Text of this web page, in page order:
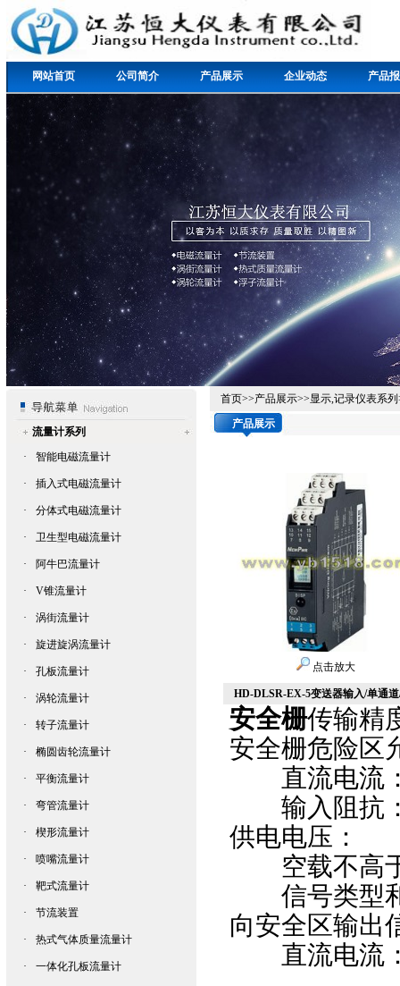
网站首页 公司简介 产品展示 企业动态 产品
流量计系列
·
智能电磁流量计
· 插入式电磁流量计
· 分体式电磁流量计
· 卫生型电磁流量计
· 阿牛巴流量计
· V锥流量计
· 涡街流量计
· 旋进旋涡流量计
· 孔板流量计
· 涡轮流量计
· 转子流量计
· 椭圆齿轮流量计
· 平衡流量计
· 弯管流量计
· 楔形流量计
· 喷嘴流量计
· 靶式流量计
· 节流装置
· 热式气体质量流量计
· 一体化孔板流量计
首页>>产品展示>>显示,记录仪表系列
产品展示
点击放大
HD-DLSR-EX-5变送器输入/单通
安全栅传输精
安全栅危险区
直流电流
输入阻抗
供电电压：
空载不高于
信号类型和
向安全区输
直流电流